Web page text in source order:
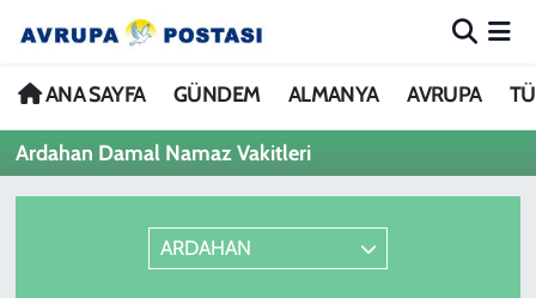
ANA SAYFA GÜNDEM ALMANYA AVRUPA
Ardahan Damal Namaz Vakitleri
ARDAHAN
ANA SAYFA
GÜNDEM
Nöbetçi Eczaneler
Hava Durumu
Trafik Durumu